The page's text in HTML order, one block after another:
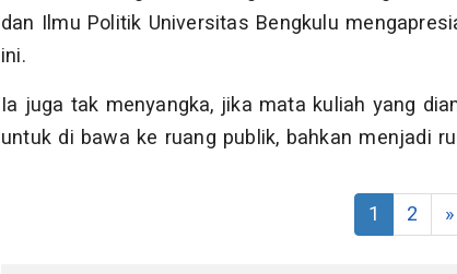
dan Ilmu Politik Universitas Bengkulu
ini.
Ia juga tak menyangka, jika mata kuliah yang
untuk di bawa ke ruang publik, bahkan menjadi
1 2 »